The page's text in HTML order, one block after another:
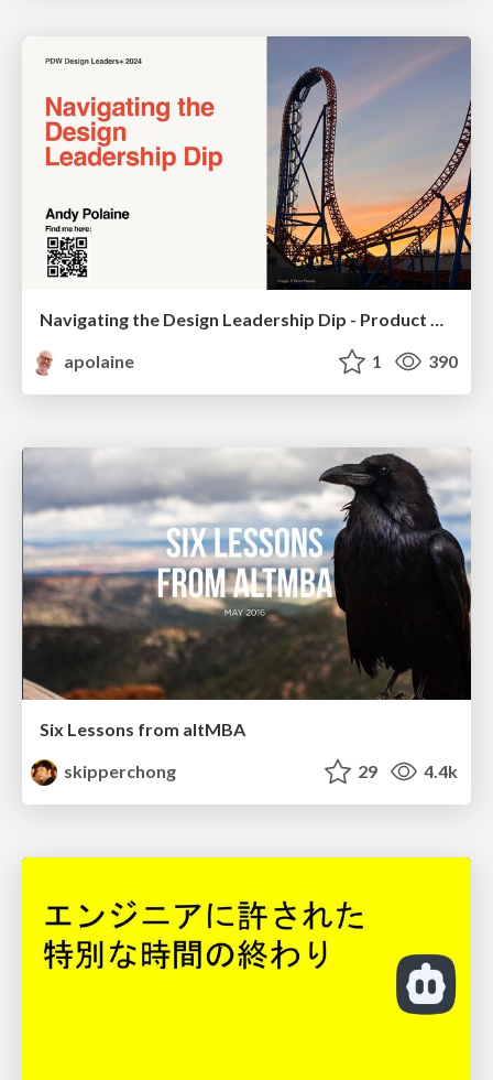
apolaine
1 390
Six Lessons from altMBA
skipperchong
29 4.4k